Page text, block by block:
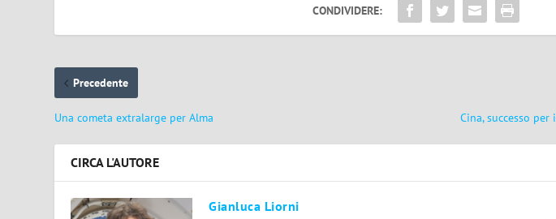
CONDIVIDERE:
Precedente
Una cometa extralarge per Alma Cina, successo
CIRCA L'AUTORE
Gianluca Liorni